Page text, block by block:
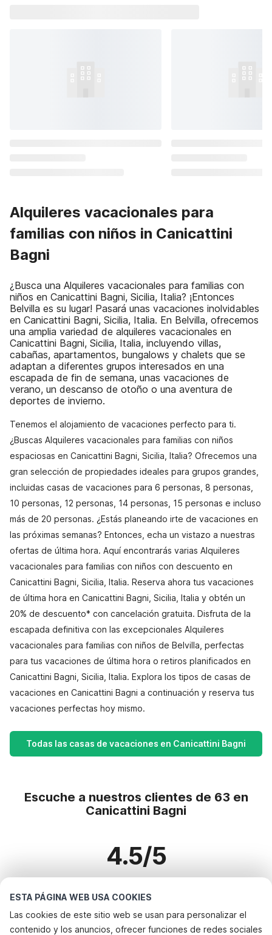
ESTA PÁGINA WEB USA COOKIES
Las cookies de este sitio web se usan para personalizar el
contenido y los anuncios, ofrecer funciones de redes sociales
Alquileres vacacionales para
familias con niños in Canicattini
Bagni
¿Busca una Alquileres vacacionales para familias con
niños en Canicattini Bagni, Sicilia, Italia? ¡Entonces
Belvilla es su lugar! Pasará unas vacaciones inolvidables
en Canicattini Bagni, Sicilia, Italia. En Belvilla, ofrecemos
una amplia variedad de alquileres vacacionales en
Canicattini Bagni, Sicilia, Italia, incluyendo villas,
cabañas, apartamentos, bungalows y chalets que se
adaptan a diferentes grupos interesados en una
escapada de fin de semana, unas vacaciones de
verano, un descanso de otoño o una aventura de
deportes de invierno.
Tenemos el alojamiento de vacaciones perfecto para ti.
¿Buscas Alquileres vacacionales para familias con niños
espaciosas en Canicattini Bagni, Sicilia, Italia? Ofrecemos una
gran selección de propiedades ideales para grupos grandes,
incluidas casas de vacaciones para 6 personas, 8 personas,
10 personas, 12 personas, 14 personas, 15 personas e incluso
más de 20 personas. ¿Estás planeando irte de vacaciones en
las próximas semanas? Entonces, echa un vistazo a nuestras
ofertas de última hora. Aquí encontrarás varias Alquileres
vacacionales para familias con niños con descuento en
Canicattini Bagni, Sicilia, Italia. Reserva ahora tus vacaciones
de última hora en Canicattini Bagni, Sicilia, Italia y obtén un
20% de descuento* con cancelación gratuita. Disfruta de la
escapada definitiva con las excepcionales Alquileres
vacacionales para familias con niños de Belvilla, perfectas
para tus vacaciones de última hora o retiros planificados en
Canicattini Bagni, Sicilia, Italia. Explora los tipos de casas de
vacaciones en Canicattini Bagni a continuación y reserva tus
vacaciones perfectas hoy mismo.
Todas las casas de vacaciones en Canicattini Bagni
Escuche a nuestros clientes de 63 en
Canicattini Bagni
4.5/5